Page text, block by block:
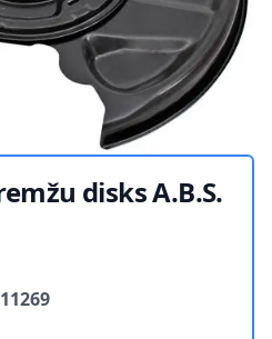
disks A.B.S.
11269